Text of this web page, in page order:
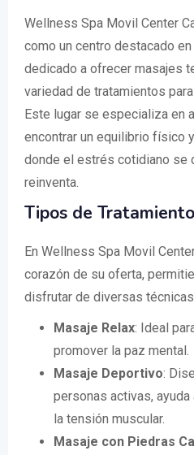
Wellness Spa Movil Center
como un centro destacado en
dedicado a ofrecer masajes
variedad de tratamientos
Este lugar se especializa en
encontrar un equilibrio físico
donde el estrés cotidiano se
reinventa.
Tipos de
En Wellness Spa Movil
corazón de su oferta,
disfrutar de diversas
Masaje Relax: Ideal
promover la paz mental.
Masaje Deportivo:
personas activas,
la tensión muscular.
Masaje con Piedras